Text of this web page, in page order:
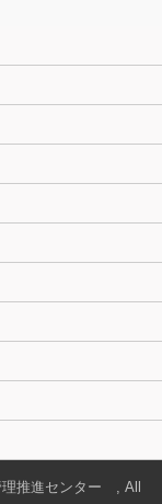
推進センター , All